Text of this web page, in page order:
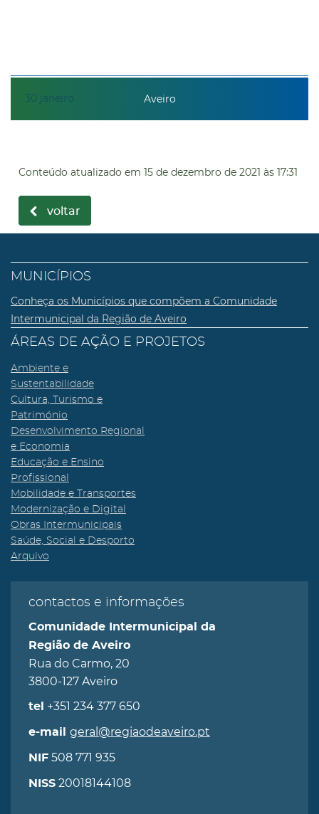
30 janeiro Aveiro
Conteúdo atualizado em 15 de dezembro de 2021 às 17:31
voltar
MUNICÍPIOS
Conheça os Municípios que compõem a Comunidade
Intermunicipal da Região de Aveiro
ÁREAS DE AÇÃO E PROJETOS
Ambiente e
Sustentabilidade
Cultura, Turismo e
Património
Desenvolvimento Regional
e Economia
Educação e Ensino
Profissional
Mobilidade e Transportes
Modernização e Digital
Obras Intermunicipais
Saúde, Social e Desporto
Arquivo
contactos e informações
Comunidade Intermunicipal da
Região de Aveiro
Rua do Carmo, 20
3800-127 Aveiro
tel +351 234 377 650
e-mail geral@regiaodeaveiro.pt
NIF 508 771 935
NISS 20018144108